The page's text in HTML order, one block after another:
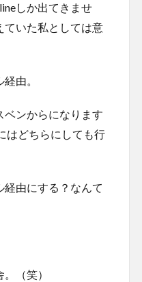
しか出てきませ
ていた私としては意
由。
ベンからになります
はどちらにしても行
由にする？なんて
（笑）